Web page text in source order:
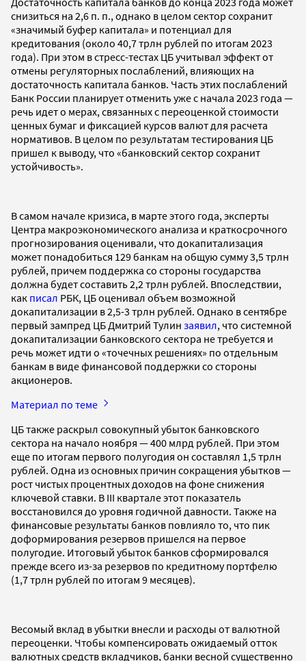
снизиться на 2,6 п. п., однако в целом сектор сохранит
«значимый буфер капитала» и потенциал для
кредитования (около 40,7 трлн рублей по итогам 2023
года). При этом в стресс-тестах ЦБ учитывал эффект от
отмены регуляторных послаблений, влияющих на
достаточность капитала банков. Часть этих послаблений
Банк России планирует отменить уже с начала 2023 года —
речь идет о мерах, связанных с переоценкой стоимости
ценных бумаг и фиксацией курсов валют для расчета
нормативов. В целом по результатам тестирования ЦБ
пришел к выводу, что «банковский сектор сохранит
устойчивость».
В самом начале кризиса, в марте этого года, эксперты
Центра макроэкономического анализа и краткосрочного
прогнозирования оценивали, что докапитализация
может понадобиться 129 банкам на общую сумму 3,5 трлн
рублей, причем поддержка со стороны государства
должна будет составить 2,2 трлн рублей. Впоследствии,
как писал РБК, ЦБ оценивал объем возможной
докапитализации в 2,5-3 трлн рублей. Однако в сентябре
первый зампред ЦБ Дмитрий Тулин заявил, что системной
докапитализации банковского сектора не требуется и
речь может идти о «точечных решениях» по отдельным
банкам в виде финансовой поддержки со стороны
акционеров.
Материал по теме
ЦБ также раскрыл совокупный убыток банковского
сектора на начало ноября — 400 млрд рублей. При этом
еще по итогам первого полугодия он составлял 1,5 трлн
рублей. Одна из основных причин сокращения убытков —
рост чистых процентных доходов на фоне снижения
ключевой ставки. В III квартале этот показатель
восстановился до уровня годичной давности. Также на
финансовые результаты банков повлияло то, что пик
доформирования резервов пришелся на первое
полугодие. Итоговый убыток банков сформировался
прежде всего из-за резервов по кредитному портфелю
(1,7 трлн рублей по итогам 9 месяцев).
Весомый вклад в убытки внесли и расходы от валютной
переоценки. Чтобы компенсировать ожидаемый отток
валютных средств вкладчиков, банки весной существенно